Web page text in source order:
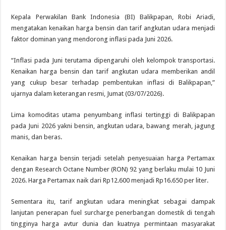
Kepala Perwakilan Bank Indonesia (BI) Balikpapan, Robi Ariadi,
mengatakan kenaikan harga bensin dan tarif angkutan udara menjadi
faktor dominan yang mendorong inflasi pada Juni 2026.
“Inflasi pada Juni terutama dipengaruhi oleh kelompok transportasi.
Kenaikan harga bensin dan tarif angkutan udara memberikan andil
yang cukup besar terhadap pembentukan inflasi di Balikpapan,”
ujarnya dalam keterangan resmi, Jumat (03/07/2026).
Lima komoditas utama penyumbang inflasi tertinggi di Balikpapan
pada Juni 2026 yakni bensin, angkutan udara, bawang merah, jagung
manis, dan beras.
Kenaikan harga bensin terjadi setelah penyesuaian harga Pertamax
dengan Research Octane Number (RON) 92 yang berlaku mulai 10 Juni
2026. Harga Pertamax naik dari Rp12.600 menjadi Rp16.650 per liter.
Sementara itu, tarif angkutan udara meningkat sebagai dampak
lanjutan penerapan fuel surcharge penerbangan domestik di tengah
tingginya harga avtur dunia dan kuatnya permintaan masyarakat